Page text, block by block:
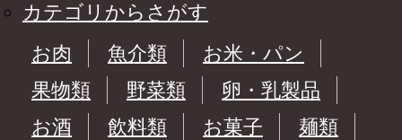
カテゴリからさがす
お肉
魚介類
お米・パン
果物類
野菜類
卵・乳製品
お酒
飲料類 お菓子
麺類